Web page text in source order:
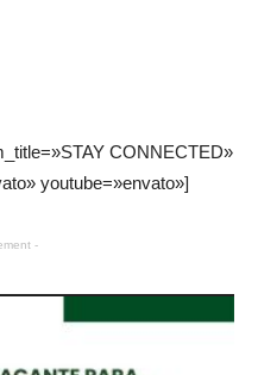
CONNECTED»
youtube=»envato»]
-